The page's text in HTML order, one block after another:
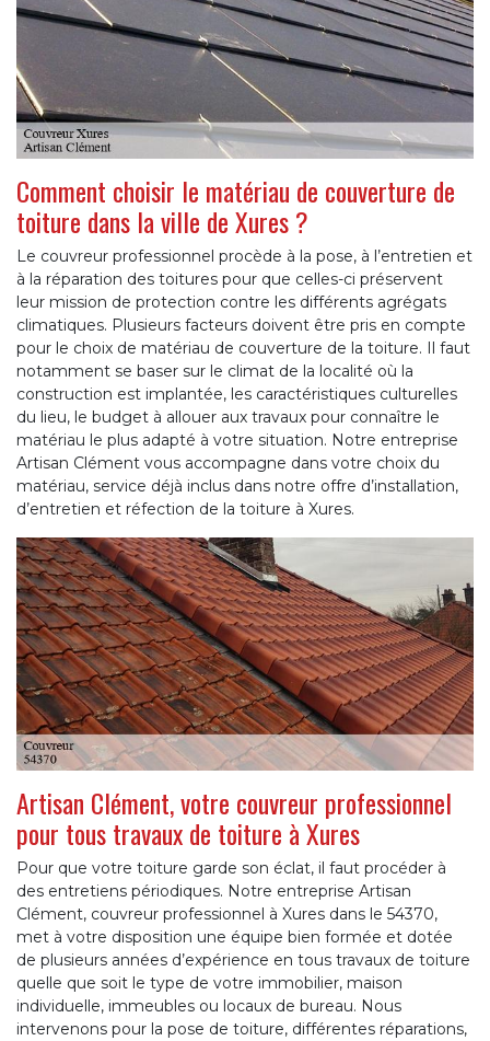
Comment choisir le matériau de couverture de
toiture dans la ville de Xures ?
Le couvreur professionnel procède à la pose, à l’entretien et
à la réparation des toitures pour que celles-ci préservent
leur mission de protection contre les différents agrégats
climatiques. Plusieurs facteurs doivent être pris en compte
pour le choix de matériau de couverture de la toiture. Il faut
notamment se baser sur le climat de la localité où la
construction est implantée, les caractéristiques culturelles
du lieu, le budget à allouer aux travaux pour connaître le
matériau le plus adapté à votre situation. Notre entreprise
Artisan Clément vous accompagne dans votre choix du
matériau, service déjà inclus dans notre offre d’installation,
d’entretien et réfection de la toiture à Xures.
Artisan Clément, votre couvreur professionnel
pour tous travaux de toiture à Xures
Pour que votre toiture garde son éclat, il faut procéder à
des entretiens périodiques. Notre entreprise Artisan
Clément, couvreur professionnel à Xures dans le 54370,
met à votre disposition une équipe bien formée et dotée
de plusieurs années d’expérience en tous travaux de toiture
quelle que soit le type de votre immobilier, maison
individuelle, immeubles ou locaux de bureau. Nous
intervenons pour la pose de toiture, différentes réparations,